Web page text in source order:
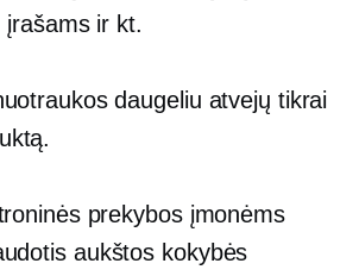
įrašams ir kt.
daugeliu atvejų tikrai
prekybos įmonėms
aukštos kokybės